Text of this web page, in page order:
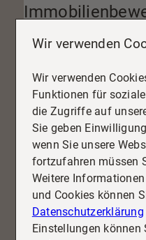
Petersberg
Reiter Immobilienist Ihr
es um die
Als lokales
Kenntnisse über die
Marktentwicklungen.
Ihnen eine präzise und
Immobilie anzubieten.
Ihrer Immobilie nicht
auch potenziellen
Dazu setzen wir auf
Wir verwenden
Wir verwenden
Funktionen für
die Zugriffe auf
Sie geben
wenn Sie unsere
fortzufahren müssen
Weitere
und Cookies können
Datenschutzerklärung
Einstellungen können